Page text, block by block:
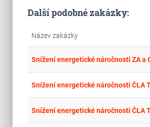
Další podobné zakázky:
Název zakázky